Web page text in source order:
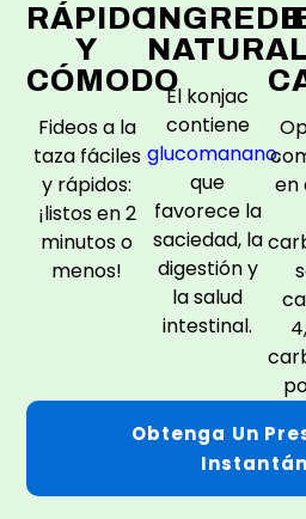
RÁPIDO
Y
CÓMODO
Fideos a la
taza fáciles
y rápidos:
¡listos en 2
minutos o
menos!
El konjac
contiene
glucomanano,
que
favorece la
saciedad, la
digestión y
la salud
intestinal.
en
Obtenga Un